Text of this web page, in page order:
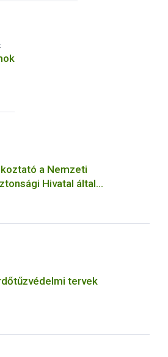
a Nemzeti
Hivatal által
felügyeleti
(FELIR) kapcsolódó
tervek